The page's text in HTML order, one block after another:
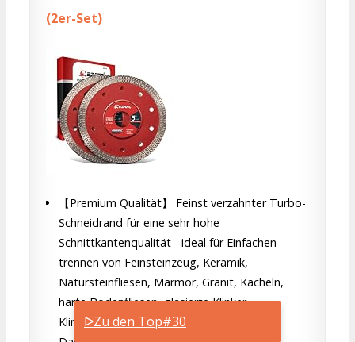
ᐅZu den Top#30
(2er-Set)
【Premium Qualität】 Feinst verzahnter Turbo-
Schneidrand für eine sehr hohe
Schnittkantenqualität - ideal für Einfachen
trennen von Feinsteinzeug, Keramik,
Natursteinfliesen, Marmor, Granit, Kacheln,
harte Bodenfliesen, glasierte Klinker,
Klinkerriemchen, Stein-platten, harte